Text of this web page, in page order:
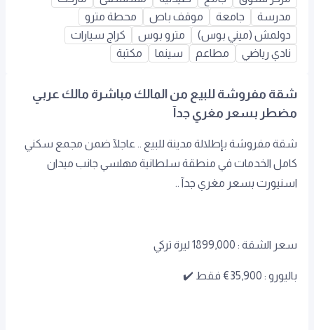
مدرسة
جامعة موقف باص
محطة مترو
دولمش (ميني بوس)
مترو بوس
كراج سيارات
نادي رياضي
مطاعم سينما مكتبة
شقة مفروشة للبيع من المالك مباشرة مالك عربي
مضطر بسعر مغري جدآ
شقة مفروشة بإطلالة مدينة للبيع .. عاجلآ ضمن مجمع سكني
كامل الخدمات في منطقة سلطانية مهلسي جانب ميدان
اسنيورت بسعر مغري جدآ ..
سعر الشقة : 1899,000 ليرة تركي
باليورو : 35,900€ فقط ✔️